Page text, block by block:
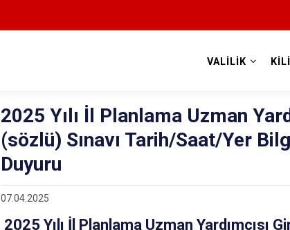
VALİLİK
2025 Yılı İl Planlama Uzman
(sözlü) Sınavı Tarih/Saat/Yer
Duyuru
07.04.2025
2025 Yılı İl Planlama Uzman Yardımcısı